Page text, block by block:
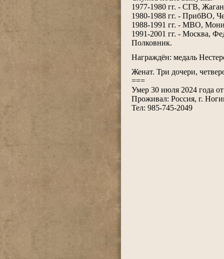
1977-1980 гг. - СГВ,
1980-1988 гг. - ПрибВО,
1988-1991 гг. - МВО,
1991-2001 гг. - Москва,
Полковник.
Награждён: медаль
Женат. Три дочери,
===
Умер 30 июля 2024 года от
Проживал: Россия, г.
Тел: 985-745-2049